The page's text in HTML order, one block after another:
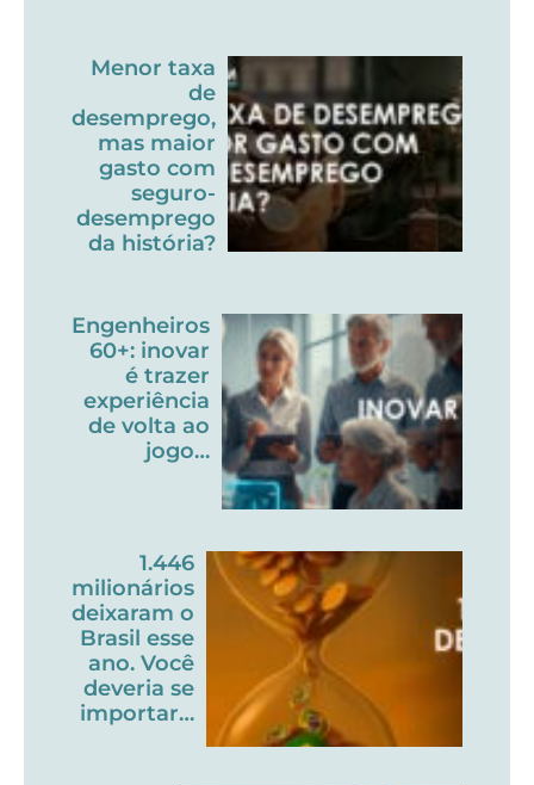
Menor taxa
de
desemprego,
mas maior
gasto com
seguro-
desemprego
da história?
Engenheiros
60+: inovar
é trazer
experiência
de volta ao
jogo…
1.446
milionários
deixaram o
Brasil esse
ano. Você
deveria se
importar…